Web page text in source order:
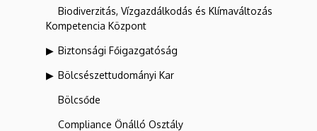
Biodiverzitás, Vízgazdálkodás és Klímaváltozás
Kompetencia Központ
Biztonsági Főigazgatóság
Bölcsészettudományi Kar
Bölcsőde
Compliance Önálló Osztály